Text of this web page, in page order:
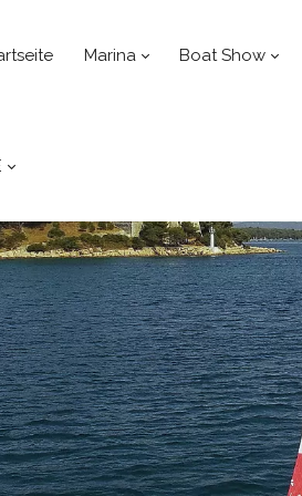
Marina Boat Show